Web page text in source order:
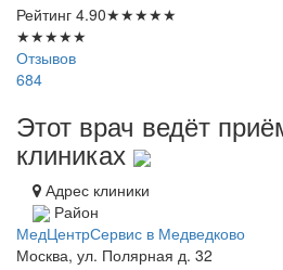
Рейтинг 4.90★★★★★
★★★★★
Отзывов
684
Этот врач ведёт
клиниках
Адрес клиники
Район
МедЦентрСервис в Медведково
Москва, ул. Полярная д. 32